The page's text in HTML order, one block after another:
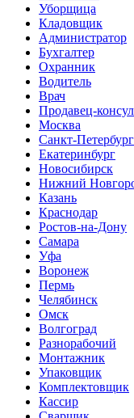
Уборщица
Кладовщик
Администратор
Бухгалтер
Охранник
Водитель
Врач
Продавец-
Москва
Санкт-Петербург
Екатеринбург
Новосибирск
Нижний
Казань
Краснодар
Ростов-на-Дону
Самара
Уфа
Воронеж
Пермь
Челябинск
Омск
Волгоград
Разнорабочий
Монтажник
Упаковщик
Комплектовщик
Кассир